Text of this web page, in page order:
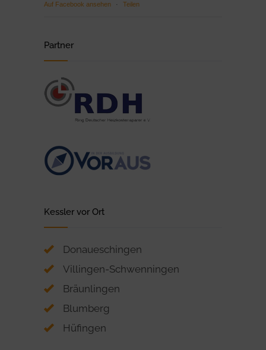
Auf Facebook ansehen · Teilen
Partner
Kessler vor Ort
Donaueschingen
Villingen-Schwenningen
Bräunlingen
Blumberg
Hüfingen